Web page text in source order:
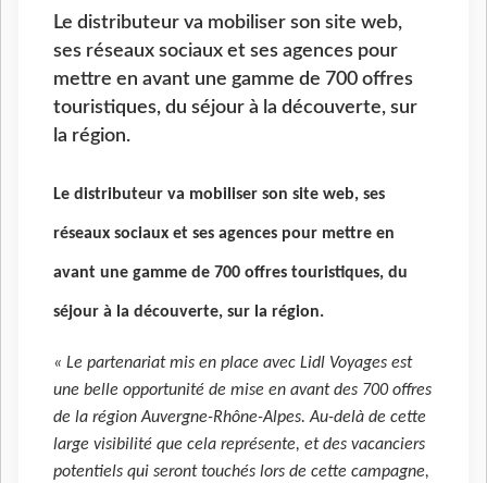
Le distributeur va mobiliser son site web,
ses réseaux sociaux et ses agences pour
mettre en avant une gamme de 700 offres
touristiques, du séjour à la découverte, sur
la région.
Le distributeur va mobiliser son site web, ses
réseaux sociaux et ses agences pour mettre en
avant une gamme de 700 offres touristiques, du
séjour à la découverte, sur la région.
« Le partenariat mis en place avec Lidl Voyages est
une belle opportunité de mise en avant des 700 offres
de la région Auvergne-Rhône-Alpes. Au-delà de cette
large visibilité que cela représente, et des vacanciers
potentiels qui seront touchés lors de cette campagne,